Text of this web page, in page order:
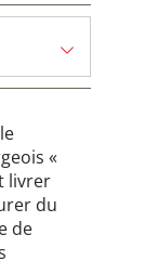
«
livrer
du
de